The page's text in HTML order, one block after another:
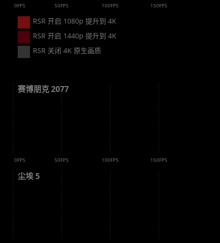
RSR 开启 1080p 提升到 4K
RSR 开启 1440p 提升到 4K
RSR 关闭 4K 原生画质
0FPS 50FPS 100FPS 150FPS
赛博朋克 2077
0FPS 50FPS 100FPS 150FPS
尘埃 5